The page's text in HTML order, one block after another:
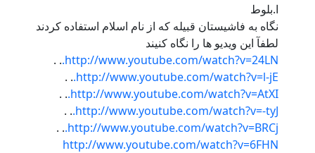
ا.بلوط
نگاه به فاشیستان قبیله که از نام اسلام استفاده کردند
لطفآ این ویدیو ها را نگاه کنیند
http://www.youtube.com/watch?v=24LN.
. .
http://www.youtube.com/watch?v=l-jE.
. .
http://www.youtube.com/watch?v=AtXI.
. .
http://www.youtube.com/watch?v=-tyJ.
. .
http://www.youtube.com/watch?v=BRCj.
. .
http://www.youtube.com/watch?v=6FHN